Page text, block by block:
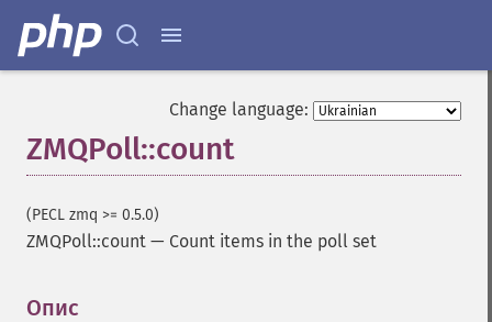
Change language:
ZMQPoll::count
(PECL zmq >= 0.5.0)
ZMQPoll::count — Count items in the poll set
Опис